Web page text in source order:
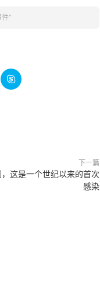
”

下一篇
这是一个世纪以来的首次
感染